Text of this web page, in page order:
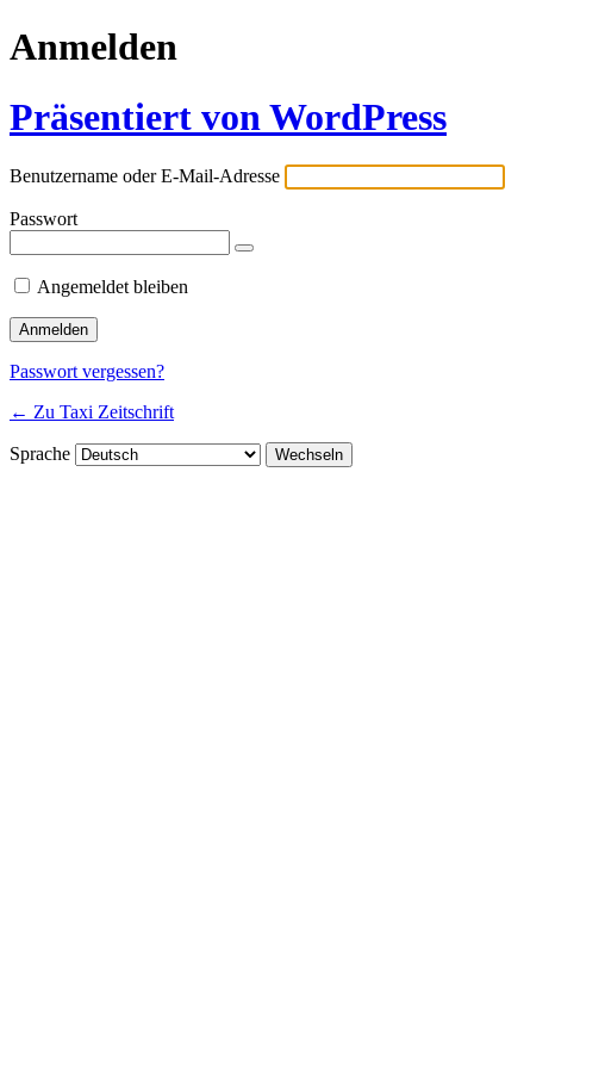
Anmelden
Präsentiert von WordPress
Benutzername oder E-Mail-Adresse
Passwort
Angemeldet bleiben
Passwort vergessen?
← Zu Taxi Zeitschrift
Sprache